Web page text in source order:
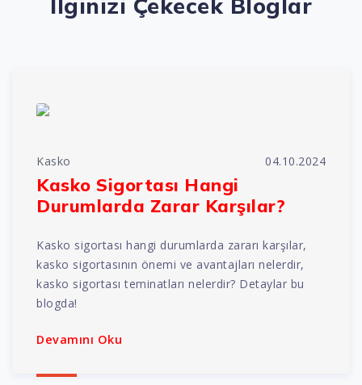
Kasko 04.10.2024
Kasko Sigortası Hangi
Durumlarda Zarar Karşılar?
Kasko sigortası hangi durumlarda zararı karşılar,
kasko sigortasının önemi ve avantajları nelerdir,
kasko sigortası teminatları nelerdir? Detaylar bu
blogda!
Devamını Oku